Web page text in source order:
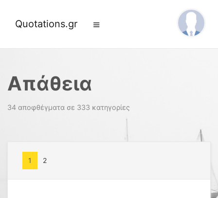
Quotations.gr
Απάθεια
34 αποφθέγματα σε 333 κατηγορίες
1 2